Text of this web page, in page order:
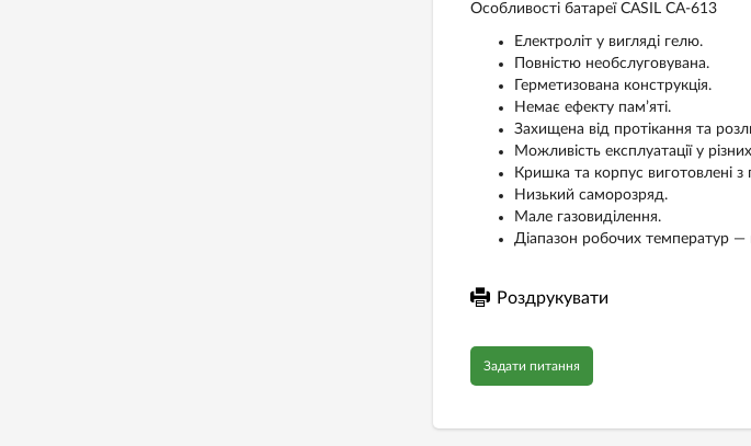
Особливості батареї CASIL CA-613
Електроліт у вигляді гелю.
Повністю необслуговувана.
Герметизована конструкція.
Немає ефекту пам’яті.
Захищена від протікання та
Можливість експлуатації у
Кришка та корпус виготовлені з
Низький саморозряд.
Мале газовиділення.
Діапазон робочих температур —
Роздрукувати
Задати питання